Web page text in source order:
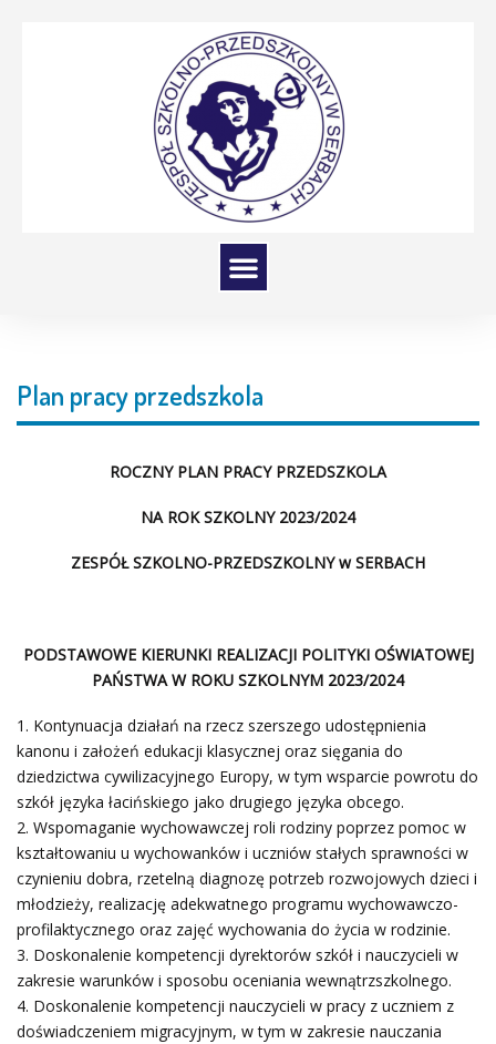
Plan pracy przedszkola
ROCZNY PLAN PRACY PRZEDSZKOLA
NA ROK SZKOLNY 2023/2024
ZESPÓŁ SZKOLNO-PRZEDSZKOLNY w SERBACH
PODSTAWOWE KIERUNKI REALIZACJI POLITYKI OŚWIATOWEJ
PAŃSTWA W ROKU SZKOLNYM 2023/2024
Kontynuacja działań na rzecz szerszego udostępnienia
kanonu i założeń edukacji klasycznej oraz sięgania do
dziedzictwa cywilizacyjnego Europy, w tym wsparcie powrotu do
szkół języka łacińskiego jako drugiego języka obcego.
Wspomaganie wychowawczej roli rodziny poprzez pomoc w
kształtowaniu u wychowanków i uczniów stałych sprawności w
czynieniu dobra, rzetelną diagnozę potrzeb rozwojowych dzieci i
młodzieży, realizację adekwatnego programu wychowawczo-
profilaktycznego oraz zajęć wychowania do życia w rodzinie.
Doskonalenie kompetencji dyrektorów szkół i nauczycieli w
zakresie warunków i sposobu oceniania wewnątrzszkolnego.
Doskonalenie kompetencji nauczycieli w pracy z uczniem z
doświadczeniem migracyjnym, w tym w zakresie nauczania